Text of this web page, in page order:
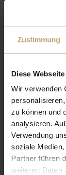
Zustimmung
Diese
Wir verwenden
zu können und
analysieren.
Verwendung
soziale
Partner führen
weiteren Daten
Tickets
Ermäßigtab
Sa
20 Uhr
Tickets